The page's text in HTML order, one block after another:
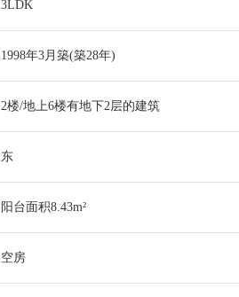
3LDK
1998年3月築(築28年)
2楼/地上6楼有地下2层的建筑
东
阳台面积8.43m²
空房